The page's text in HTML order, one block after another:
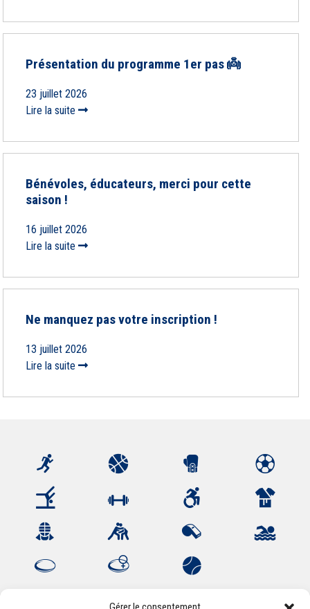
Présentation du programme 1er pas 👼
23 juillet 2026
Lire la suite
Bénévoles, éducateurs, merci pour cette
saison !
16 juillet 2026
Lire la suite
Ne manquez pas votre inscription !
13 juillet 2026
Lire la suite